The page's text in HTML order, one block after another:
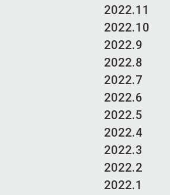
2022.11
2022.10
2022.9
2022.8
2022.7
2022.6
2022.5
2022.4
2022.3
2022.2
2022.1